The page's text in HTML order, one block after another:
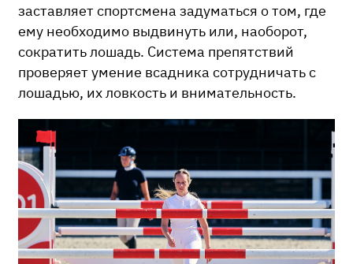
заставляет спортсмена задуматься о том, где
ему необходимо выдвинуть или, наоборот,
сократить лошадь. Система препятствий
проверяет умение всадника сотрудничать с
лошадью, их ловкость и внимательность.